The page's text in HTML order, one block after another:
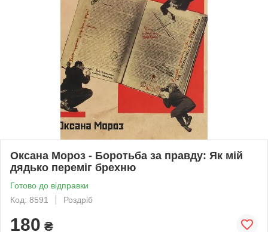
Оксана Мороз - Боротьба за правду: Як мій
дядько переміг брехню
Готово до відправки
Код: 8591
Роздріб
180 ₴